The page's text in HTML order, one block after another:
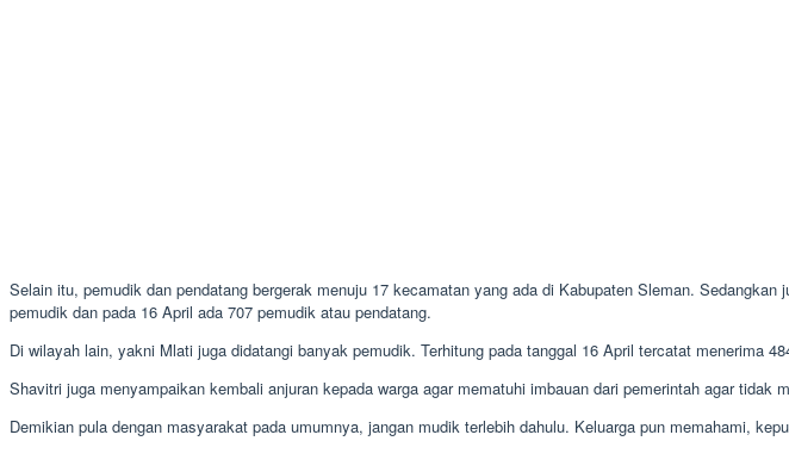
Selain itu, pemudik dan pendatang bergerak menuju 17 kecamatan yang ada di Kabupaten Sleman.
pemudik dan pada 16 April ada 707 pemudik atau pendatang.
Di wilayah lain, yakni Mlati juga didatangi banyak pemudik. Terhitung pada tanggal 16 April tercatat menerima
Shavitri juga menyampaikan kembali anjuran kepada warga agar mematuhi imbauan dari pemerintah agar
Demikian pula dengan masyarakat pada umumnya, jangan mudik terlebih dahulu. Keluarga pun memahami,